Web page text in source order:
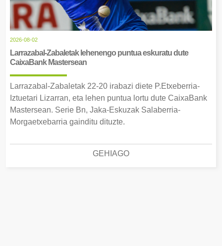
2026-08-02
Larrazabal-Zabaletak lehenengo puntua eskuratu dute
CaixaBank Mastersean
Larrazabal-Zabaletak 22-20 irabazi diete P.Etxeberria-
Iztuetari Lizarran, eta lehen puntua lortu dute CaixaBank
Mastersean. Serie Bn, Jaka-Eskuzak Salaberria-
Morgaetxebarria gainditu dituzte.
GEHIAGO